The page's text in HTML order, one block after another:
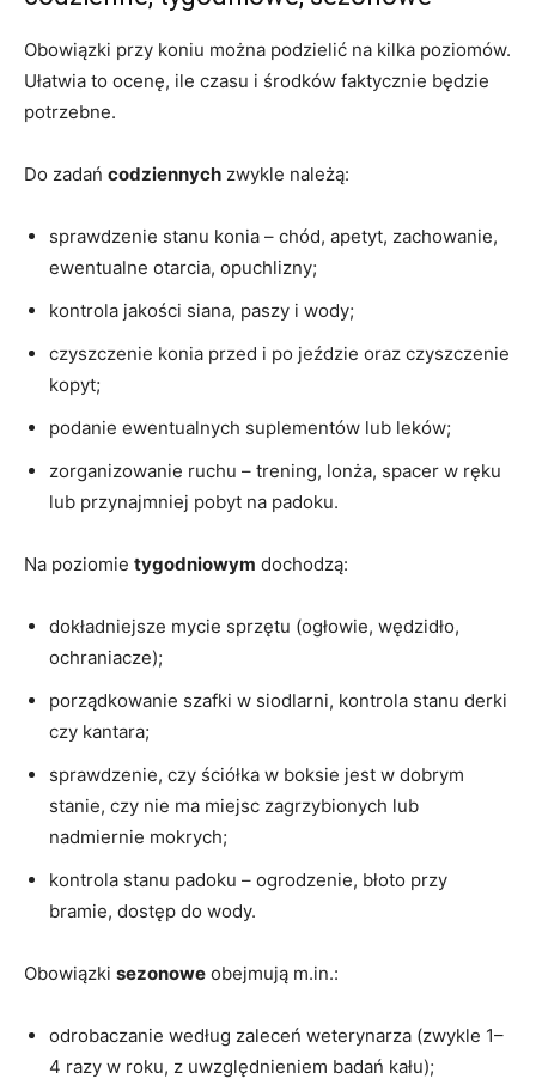
Obowiązki przy koniu można podzielić na kilka poziomów.
Ułatwia to ocenę, ile czasu i środków faktycznie będzie
potrzebne.
Do zadań codziennych zwykle należą:
sprawdzenie stanu konia – chód, apetyt, zachowanie,
ewentualne otarcia, opuchlizny;
kontrola jakości siana, paszy i wody;
czyszczenie konia przed i po jeździe oraz czyszczenie
kopyt;
podanie ewentualnych suplementów lub leków;
zorganizowanie ruchu – trening, lonża, spacer w ręku
lub przynajmniej pobyt na padoku.
Na poziomie tygodniowym dochodzą:
dokładniejsze mycie sprzętu (ogłowie, wędzidło,
ochraniacze);
porządkowanie szafki w siodlarni, kontrola stanu derki
czy kantara;
sprawdzenie, czy ściółka w boksie jest w dobrym
stanie, czy nie ma miejsc zagrzybionych lub
nadmiernie mokrych;
kontrola stanu padoku – ogrodzenie, błoto przy
bramie, dostęp do wody.
Obowiązki sezonowe obejmują m.in.:
odrobaczanie według zaleceń weterynarza (zwykle 1–
4 razy w roku, z uwzględnieniem badań kału);